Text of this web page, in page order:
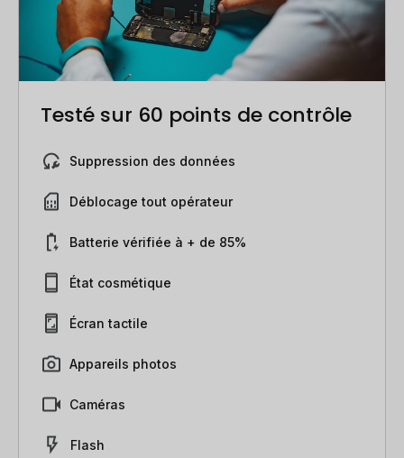
Testé sur 60 points de contrôle
Suppression des données
Déblocage tout opérateur
Batterie vérifiée à + de 85%
État cosmétique
Écran tactile
Appareils photos
Caméras
Flash